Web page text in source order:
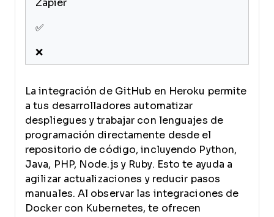
Zapier
✅
❌
La integración de GitHub en Heroku permite
a tus desarrolladores automatizar
despliegues y trabajar con lenguajes de
programación directamente desde el
repositorio de código, incluyendo Python,
Java, PHP, Node.js y Ruby. Esto te ayuda a
agilizar actualizaciones y reducir pasos
manuales. Al observar las integraciones de
Docker con Kubernetes, te ofrecen